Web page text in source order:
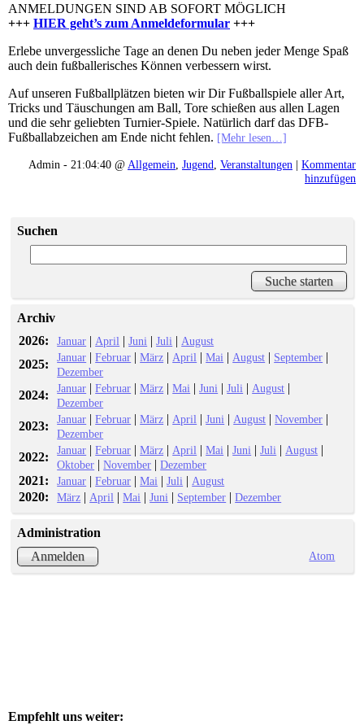
ANMELDUNGEN SIND AB SOFORT MÖGLICH
+++ HIER geht’s zum Anmeldeformular +++
Erlebe unvergessliche Tage an denen Du neben jeder Menge Spaß
auch dein fußballerisches Können verbessern wirst.
Auf unseren Fußballplätzen bieten wir Dir Fußballspiele aller Art,
Tricks und Täuschungen am Ball, Tore schießen aus allen Lagen
und die sehr geliebten Turnier-Spiele. Natürlich darf das DFB-
Fußballabzeichen am Ende nicht fehlen. [Mehr lesen…]
Admin - 21:04:40 @ Allgemein Jugend Veranstaltungen | Kommentar
hinzufügen
Suchen
Archiv
2026:
Januar | April |Juni |Juli | August
2025: Januar |Februar |März | April |Mai | August | September |
Dezember
2024: Januar |Februar |März |Mai |Juni |Juli | August |
Dezember
2023: Januar |Februar |März | April |Juni | August |November |
Dezember
2022: Januar |Februar |März | April |Mai |Juni |Juli | August |
Oktober |November |Dezember
2021: Januar |Februar |Mai |Juli | August
2020: März | April |Mai |Juni | September |Dezember
Administration
Anmelden
Atom
Empfehlt uns weiter: